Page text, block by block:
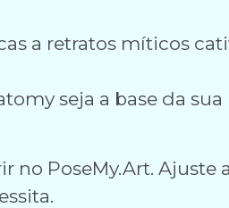
a retratos míticos
seja a base da
PoseMy.Art. Ajuste